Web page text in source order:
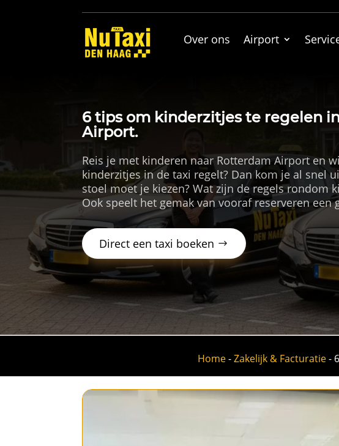
Over ons Airport
6 tips om kinderzitjes te regelen
Airport.
Reis je met kinderen naar Rotterdam Airport en
kinderzitjes in de taxi regelt? Dan kom je al snel
stoel moet je kiezen? Wat zijn de regels rondom
Ook speelt het gemak van vooraf reserveren
Direct een taxi boeken
Home-Zakelijk & Facturatie-